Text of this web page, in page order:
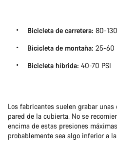
Bicicleta de carretera: 80-
Bicicleta de montaña: 25-60
Bicicleta híbrida: 40-70 PSI
Los fabricantes suelen grabar
pared de la cubierta. No se
encima de estas presiones
probablemente sea algo inferior a